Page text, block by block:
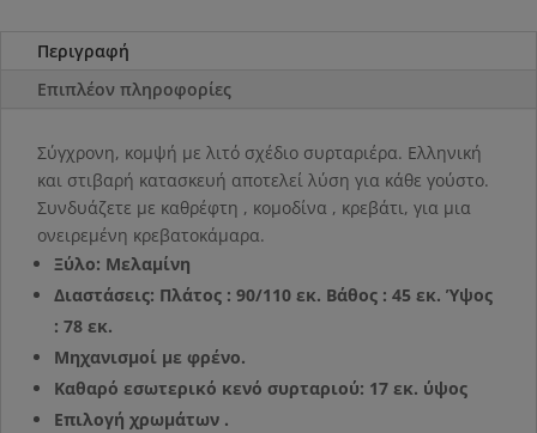
Περιγραφή
Επιπλέον πληροφορίες
Σύγχρονη, κομψή με λιτό σχέδιο συρταριέρα. Ελληνική
και στιβαρή κατασκευή αποτελεί λύση για κάθε γούστο.
Συνδυάζετε με καθρέφτη , κομοδίνα , κρεβάτι, για μια
ονειρεμένη κρεβατοκάμαρα.
Ξύλο: Μελαμίνη
Διαστάσεις: Πλάτος : 90/110 εκ. Βάθος : 45 εκ. Ύψος
: 78 εκ.
Μηχανισμοί με φρένο.
Καθαρό εσωτερικό κενό συρταριού: 17 εκ. ύψος
Επιλογή χρωμάτων .